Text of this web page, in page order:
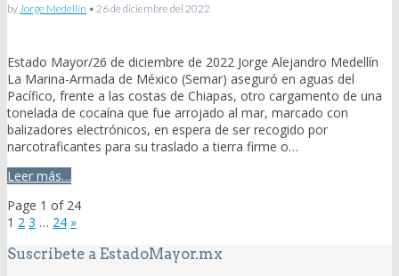
by Jorge Medellin • 26 de diciembre del 2022
Estado Mayor/26 de diciembre de 2022 Jorge Alejandro Medellín
La Marina-Armada de México (Semar) aseguró en aguas del
Pacífico, frente a las costas de Chiapas, otro cargamento de una
tonelada de cocaína que fue arrojado al mar, marcado con
balizadores electrónicos, en espera de ser recogido por
narcotraficantes para su traslado a tierra firme o…
Leer más…
Page 1 of 24
1 2 3 … 24 »
Suscríbete a EstadoMayor.mx